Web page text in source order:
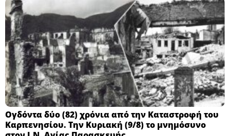
Ογδόντα δύο (82) χρόνια από την Καταστροφή του
Καρπενησίου. Την Κυριακή (9/8) το μνημόσυνο